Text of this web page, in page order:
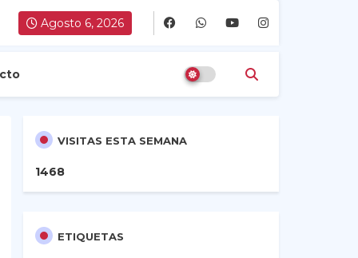
Agosto 6, 2026
VISITAS ESTA SEMANA
1468
ETIQUETAS